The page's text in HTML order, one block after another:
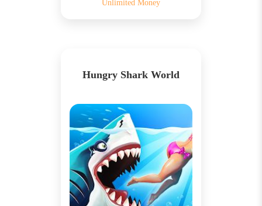
Unlimited Money
Hungry Shark World